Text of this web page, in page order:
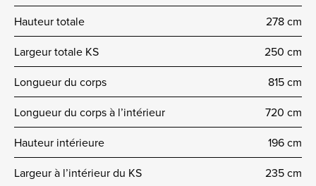
Hauteur totale
278 cm
Largeur totale KS
250 cm
Longueur du corps
815 cm
Longueur du corps à l’intérieur
720 cm
Hauteur intérieure
196 cm
Largeur à l’intérieur du KS
235 cm